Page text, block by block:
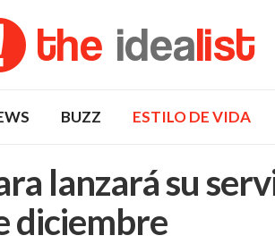
the idea list
BUZZ ESTILO DE VIDA
lanzará su
diciembre